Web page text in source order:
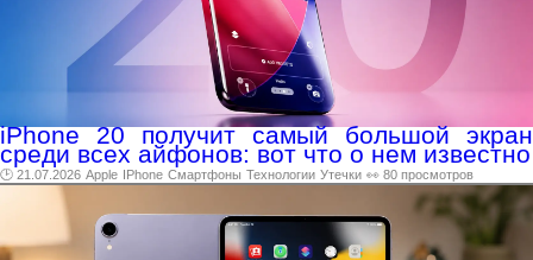
iPhone 20 получит самый большой экран
среди всех айфонов: вот что о нем известно
🕑 21.07.2026 Apple IPhone Смартфоны Технологии Утечки 👀 80 просмотров